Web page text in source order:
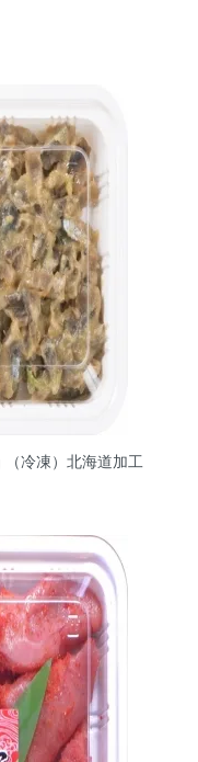
冷凍）北海道加工